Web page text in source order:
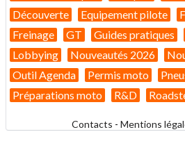
Découverte
Equipement pilote
Freinage
GT Guides pratiques
Lobbying
Nouveautés 2026
Outil Agenda
Permis moto
Préparations moto
R&D
Contacts - Mentions